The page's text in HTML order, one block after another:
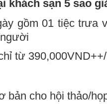
khách sạn 5 sao
gồm 01 tiệc trưa
từ
bản cho hội thảo/